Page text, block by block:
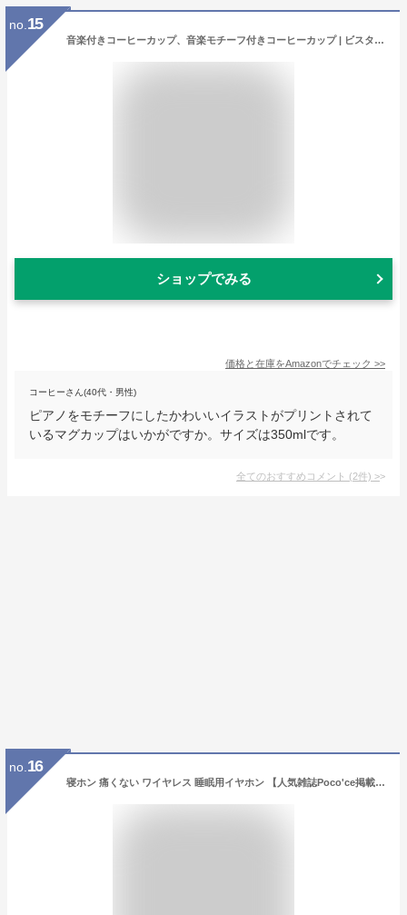
no. 15
音楽付きコーヒーカップ、音楽モチーフ付きコーヒーカップ | ビスタプリントギターマグ トラベルマグ - ギター、ピアノ、ヴァイオリン、350ml、セラミックマグ、ティーカップ、デスクデコレーション、面白いドリンクカップ、ギフト用
ショップでみる
価格と在庫をAmazonでチェック >>
コーヒーさん(40代・男性)
ピアノをモチーフにしたかわいいイラストがプリントされて
いるマグカップはいかがですか。サイズは350mlです。
全てのおすすめコメント (2件) >
no. 16
寝ホン 痛くない ワイヤレス 睡眠用イヤホン 【人気雑誌Poco'ce掲載 話題の寝ホン】 Bluetooth 寝ながら 完全ワイヤレスイヤホン ミニサイズ 超小型 カナル型 高遮音性 左右分離型 片耳/両耳 自動ペアリング 通話 Type‐C iOS Android 送料無料 /slear001